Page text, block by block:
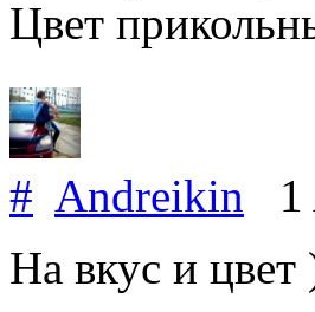
Цвет
# Andreikin 1
На вкус и